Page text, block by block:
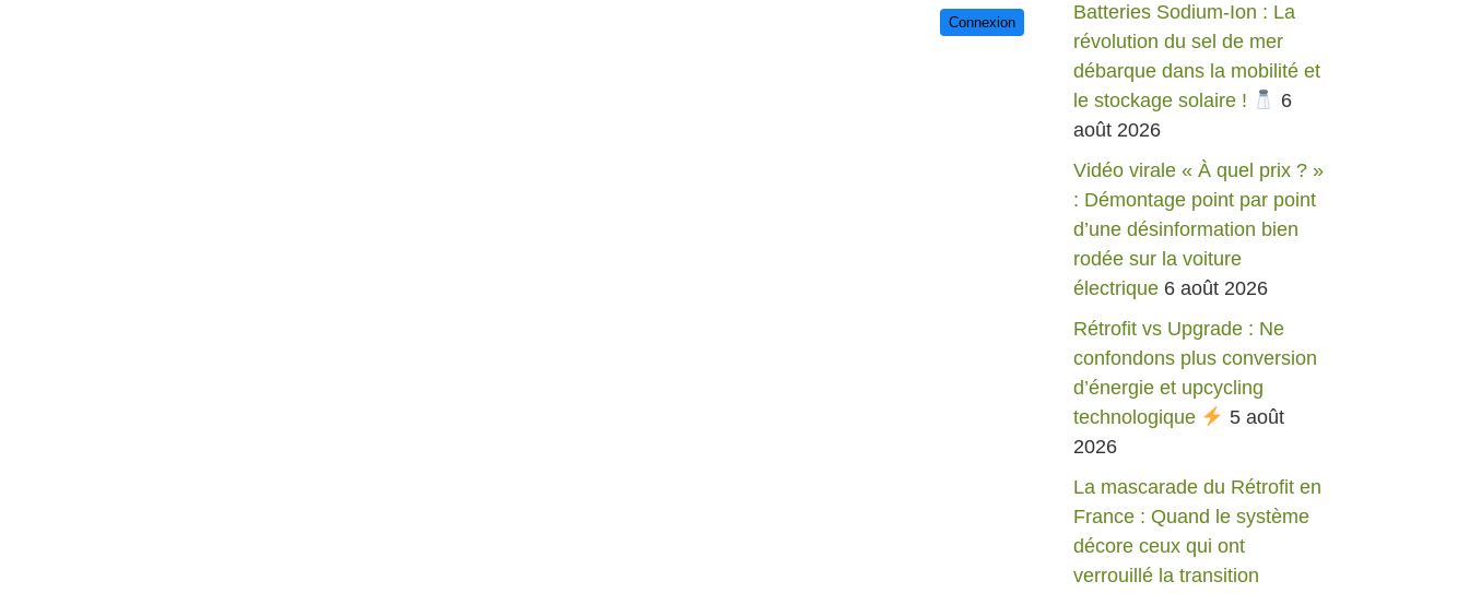
Connexion
Batteries Sodium-Ion : La
révolution du sel de mer
débarque dans la mobilité et
le stockage solaire !
6
août 2026
Vidéo virale « À quel prix ? »
: Démontage point par point
d’une désinformation bien
rodée sur la voiture
électrique 6 août 2026
Rétrofit vs Upgrade : Ne
confondons plus conversion
d’énergie et upcycling
technologique
5 août
2026
La mascarade du Rétrofit en
France : Quand le système
décore ceux qui ont
verrouillé la transition